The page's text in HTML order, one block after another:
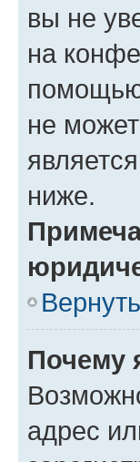
вы не
на
помощью
не
ниже.
Почему
адрес